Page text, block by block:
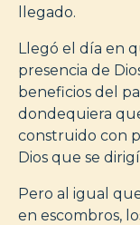
llegado.
Llegó el día en
presencia de
beneficios del
dondequiera
construido con
Dios que se
Pero al igual
en escombros,